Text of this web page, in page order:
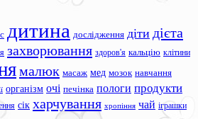
дитина дослідження діти дієта
захворювання здоров'я кальцію клітини
малюк масаж мед мозок навчання
організм очі печінка пологи продукти
сік харчування хропіння чай іграшки